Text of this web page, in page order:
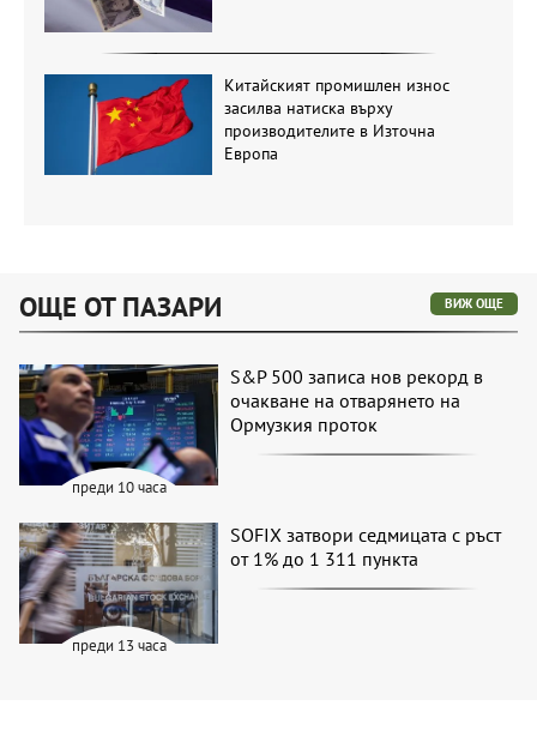
Китайският промишлен износ
засилва натиска върху
производителите в Източна
Европа
ОЩЕ ОТ ПАЗАРИ ВИЖ ОЩЕ
преди 10 часа
S&P 500 записа нов рекорд в
очакване на отварянето на
Ормузкия проток
преди 13 часа
SOFIX затвори седмицата с ръст
от 1% до 1 311 пункта